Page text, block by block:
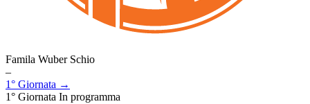
Famila Wuber Schio
–
1° Giornata →
1° Giornata In programma